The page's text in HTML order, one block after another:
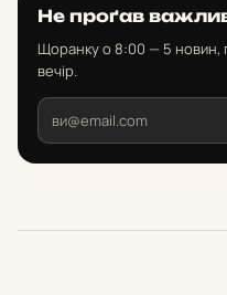
Не проґав
Щоранку о 8:00 — 5 новин,
вечір.